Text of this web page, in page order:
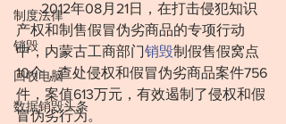
制度法律
销毁
回收电脑
数据销毁头条
       2012年08月21日，在打击侵犯知识
产权和制售假冒伪劣商品的专项行动
中，内蒙古工商部门销毁制假售假窝点
10个，查处侵权和假冒伪劣商品案件756
件，案值613万元，有效遏制了侵权和假
冒伪劣行为。